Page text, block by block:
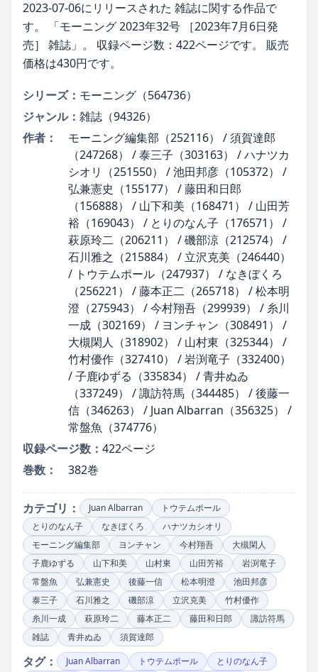
2023-07-06にリリースされた 雑誌に関する作品で
す。 「モーニング 2023年32号 ［2023年7月6日発
売］ 雑誌」。 収録ページ数：422ページです。 販売
価格は430円です。
シリーズ： モーニング（564736）
ジャンル： 雑誌（94326）
作者：
モーニング編集部（252116） / 須賀達郎
（247268） / 泰三子（303163） / ハナツカ
シオリ（251550） / 池田邦彦（105372） /
弘兼憲史（155177） / 藤田和日郎
（156888） / 山下和美（168471） / 山田芳
裕（169043） / とりのなん子（176571） /
萩原玲二（206211） / 磯部涼（212574） /
石川雅之（215884） / 立沢克美（246440）
/ トウテムポール（247937） / なきぼくろ
（256221） / 藤本正二（265718） / 松本明
澄（275943） / 今村翔吾（299939） / 糸川
一成（302169） / ヨンチャン（308491） /
大槻閑人（318902） / 山村東（325344） /
竹村優作（327410） / 岩渕竜子（332400）
/ 子鹿ゆずる（335834） / 青井ぬゐ
（337249） / 諏訪符馬（344485） / 後藤一
信（346263） / Juan Albarran（356325） /
常盤魚（374776）
収録ページ数： 422ページ
巻数：
382巻
カテゴリ： Juan Albarran
トウテムポール
とりのなん子
なきぼくろ
ハナツカシオリ
モーニング編集部
ヨンチャン 今村翔吾
大槻閑人
子鹿ゆずる
山下和美 山村東 山田芳裕
岩渕竜子
常盤魚
弘兼憲史 後藤一信 松本明澄
池田邦彦
泰三子
石川雅之 磯部涼 立沢克美
竹村優作
糸川一成
萩原玲二 藤本正二 藤田和日郎
諏訪符馬
雑誌
青井ぬゐ 須賀達郎
タグ： Juan Albarran トウテムポール
とりのなん子